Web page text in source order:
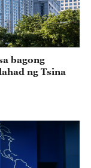
bagong
ng Tsina